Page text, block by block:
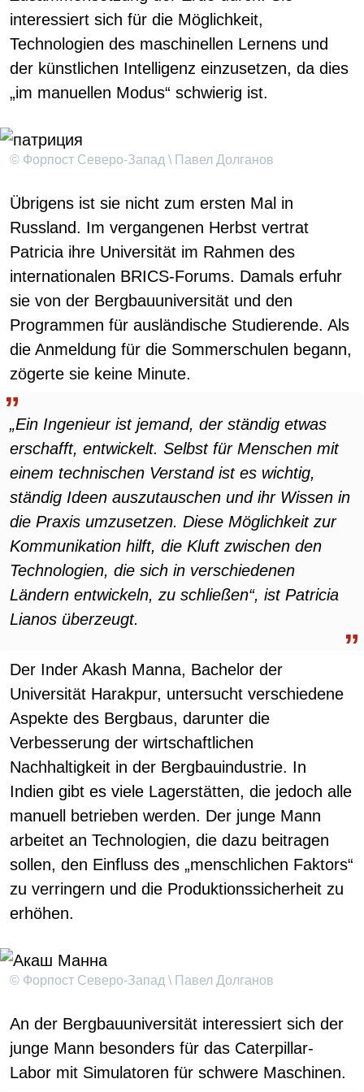
interessiert sich für die Möglichkeit,
Technologien des maschinellen Lernens und
der künstlichen Intelligenz einzusetzen, da dies
„im manuellen Modus“ schwierig ist.
© Форпост Северо-Запад \ Павел Долганов
Übrigens ist sie nicht zum ersten Mal in
Russland. Im vergangenen Herbst vertrat
Patricia ihre Universität im Rahmen des
internationalen BRICS-Forums. Damals erfuhr
sie von der Bergbauuniversität und den
Programmen für ausländische Studierende. Als
die Anmeldung für die Sommerschulen begann,
zögerte sie keine Minute.
„Ein Ingenieur ist jemand, der ständig etwas
erschafft, entwickelt. Selbst für Menschen mit
einem technischen Verstand ist es wichtig,
ständig Ideen auszutauschen und ihr Wissen in
die Praxis umzusetzen. Diese Möglichkeit zur
Kommunikation hilft, die Kluft zwischen den
Technologien, die sich in verschiedenen
Ländern entwickeln, zu schließen“, ist Patricia
Lianos überzeugt.
Der Inder Akash Manna, Bachelor der
Universität Harakpur, untersucht verschiedene
Aspekte des Bergbaus, darunter die
Verbesserung der wirtschaftlichen
Nachhaltigkeit in der Bergbauindustrie. In
Indien gibt es viele Lagerstätten, die jedoch alle
manuell betrieben werden. Der junge Mann
arbeitet an Technologien, die dazu beitragen
sollen, den Einfluss des „menschlichen Faktors“
zu verringern und die Produktionssicherheit zu
erhöhen.
© Форпост Северо-Запад \ Павел Долганов
An der Bergbauuniversität interessiert sich der
junge Mann besonders für das Caterpillar-
Labor mit Simulatoren für schwere Maschinen.